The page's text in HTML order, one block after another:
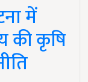
में
की कृषि